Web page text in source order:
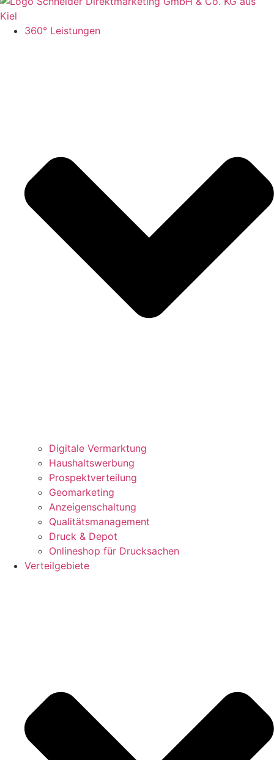
360° Leistungen
Digitale Vermarktung
Haushaltswerbung
Prospektverteilung
Geomarketing
Anzeigenschaltung
Qualitätsmanagement
Druck & Depot
Onlineshop für Drucksachen
Verteilgebiete